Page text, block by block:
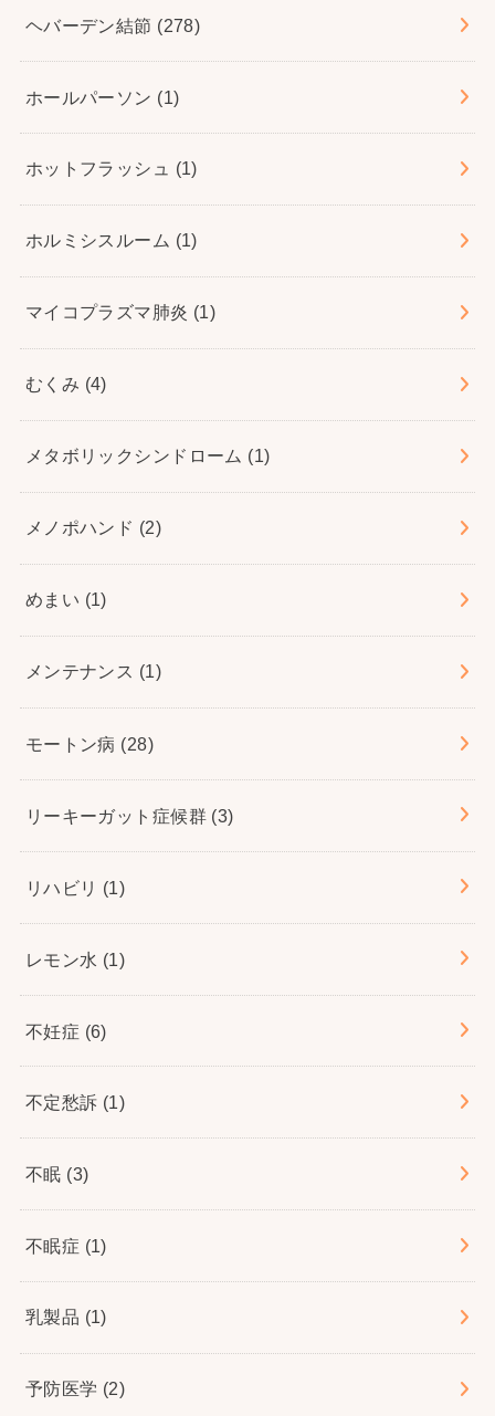
ヘバーデン結節 (278)
ホールパーソン (1)
ホットフラッシュ (1)
ホルミシスルーム (1)
マイコプラズマ肺炎 (1)
むくみ (4)
メタボリックシンドローム (1)
メノポハンド (2)
めまい (1)
メンテナンス (1)
モートン病 (28)
リーキーガット症候群 (3)
リハビリ (1)
レモン水 (1)
不妊症 (6)
不定愁訴 (1)
不眠 (3)
不眠症 (1)
乳製品 (1)
予防医学 (2)